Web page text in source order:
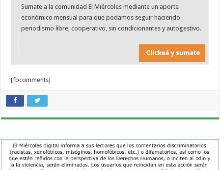
Sumate a la comunidad El Miércoles mediante un aporte
económico mensual para que podamos seguir haciendo
periodismo libre, cooperativo, sin condicionantes y autogestivo.
[fbcomments]